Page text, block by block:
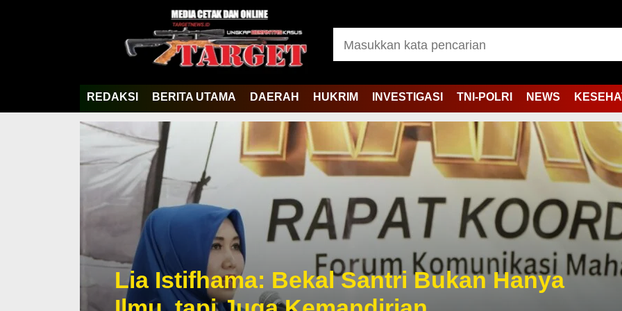
REDAKSI BERITA UTAMA DAERAH HUKRIM INVESTIGASI TNI-POLRI NEWS
Lia Istifhama: Bekal Santri Bukan Hanya